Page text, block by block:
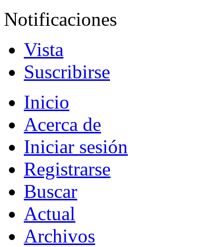
Notificaciones
Vista
Suscribirse
Inicio
Acerca de
Iniciar sesión
Registrarse
Buscar
Actual
Archivos